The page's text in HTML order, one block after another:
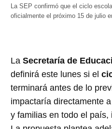
La SEP confirmó que el ciclo
oficialmente el próximo 15 de julio
LaSecretaría de
definirá este lunes si el
terminará antes de lo
impactaría directamente
y familias en todo el país,